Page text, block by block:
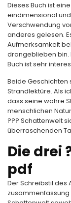
Dieses Buch ist
eindimensional
Verschwendung
anderes gelesen.
Aufmerksamkeit
drangeblieben bin.
Buch ist sehr
Beide Geschichten
Strandlektüre. Als
dass seine wahre
menschlichen
??? Schattenwelt
überraschenden
Die drei
pdf
Der Schreibstil des
zusammenfassung